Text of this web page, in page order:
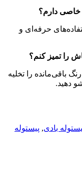
خاصی دارم؟
حرفه‌ای و
را تمیز کنم؟
باقی‌مانده را تخلیه
دهید.
بادی, پیستوله